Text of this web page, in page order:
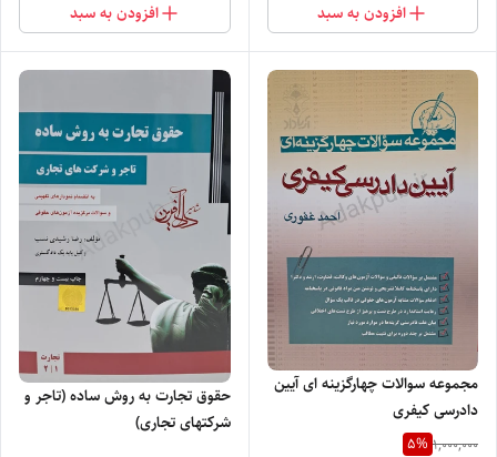
افزودن به سبد افزودن به سبد
مجموعه سوالات چهارگزینه ای آیین
دادرسی کیفری
1,000,000
5%
حقوق تجارت به روش ساده (تاجر و
شرکتهای تجاری)